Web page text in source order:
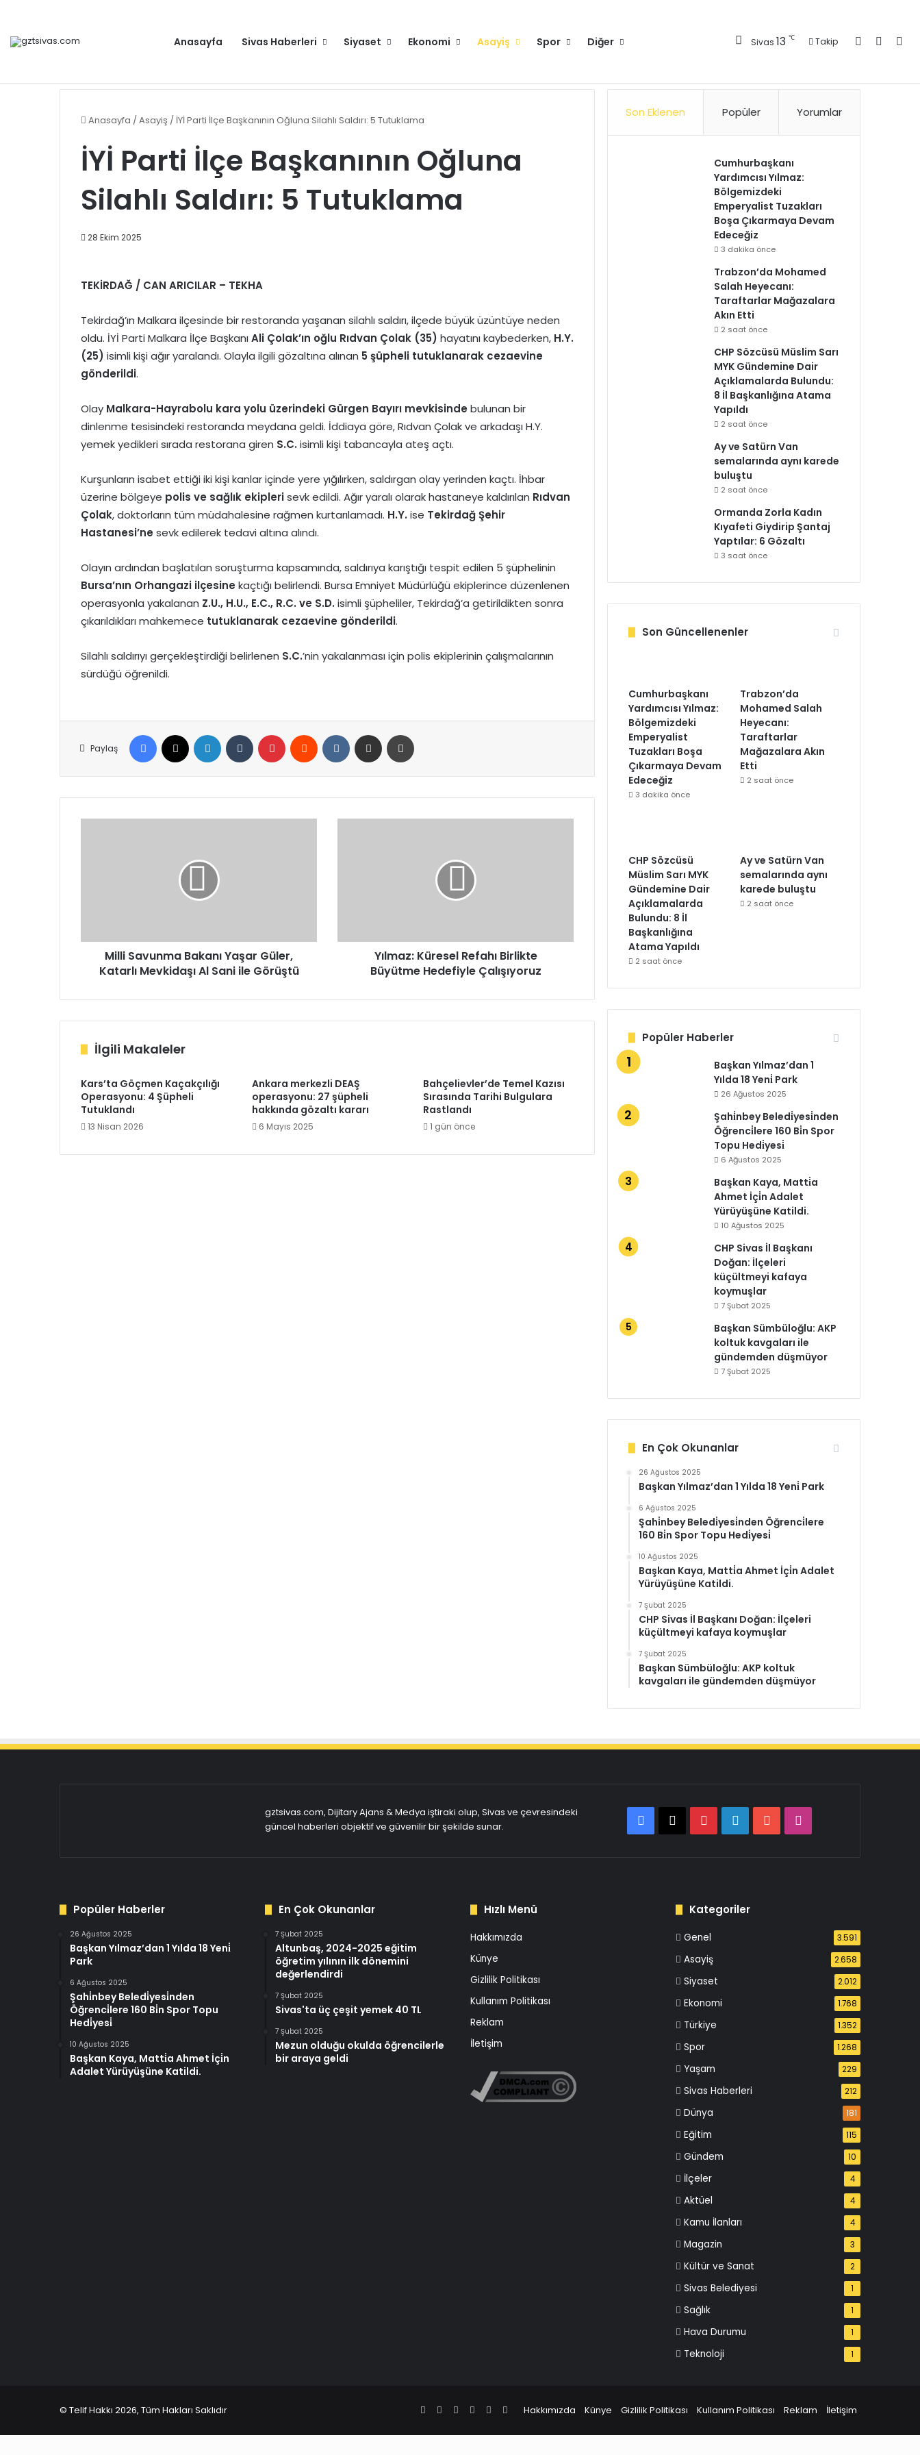
Anasayfa Sivas Haberleri Siyaset Ekonomi Asayiş Spor Diğer Sivas 13 ℃ Takip Kayıt Ol
Anasayfa /Asayiş / İYİ Parti İlçe Başkanının Oğluna Silahlı Saldırı: 5 Tutuklama
İYİ Parti İlçe Başkanının Oğluna
Silahlı Saldırı: 5 Tutuklama
28 Ekim 2025
TEKİRDAĞ / CAN ARICILAR – TEKHA
Tekirdağ’ın Malkara ilçesinde bir restoranda yaşanan silahlı saldırı, ilçede büyük üzüntüye neden
oldu. İYİ Parti Malkara İlçe BaşkanıAli Çolak’ın oğlu Rıdvan Çolak (35) hayatını kaybederken, H.Y.
(25) isimli kişi ağır yaralandı. Olayla ilgili gözaltına alınan 5 şüpheli tutuklanarak cezaevine
gönderildi.
Olay Malkara-Hayrabolu kara yolu üzerindeki Gürgen Bayırı mevkisindebulunan bir
dinlenme tesisindeki restoranda meydana geldi. İddiaya göre, Rıdvan Çolak ve arkadaşı H.Y.
yemek yedikleri sırada restorana giren S.C. isimli kişi tabancayla ateş açtı.
Kurşunların isabet ettiği iki kişi kanlar içinde yere yığılırken, saldırgan olay yerinden kaçtı. İhbar
üzerine bölgeye polis ve sağlık ekiplerisevk edildi. Ağır yaralı olarak hastaneye kaldırılan Rıdvan
Çolak, doktorların tüm müdahalesine rağmen kurtarılamadı. H.Y. ise Tekirdağ Şehir
Hastanesi’nesevk edilerek tedavi altına alındı.
Olayın ardından başlatılan soruşturma kapsamında, saldırıya karıştığı tespit edilen 5 şüphelinin
Bursa’nın Orhangazi ilçesinekaçtığı belirlendi. Bursa Emniyet Müdürlüğü ekiplerince düzenlenen
operasyonla yakalanan Z.U., H.U., E.C., R.C. ve S.D. isimli şüpheliler, Tekirdağ’a getirildikten sonra
çıkarıldıkları mahkemece tutuklanarak cezaevine gönderildi.
Silahlı saldırıyı gerçekleştirdiği belirlenen S.C.’nin yakalanması için polis ekiplerinin çalışmalarının
sürdüğü öğrenildi.
Paylaş
Facebook LinkedIn Tumblr Pinterest Reddit VKontakteE-Posta ile paylaş
Sani
Görüştü
Milli Savunma Bakanı Yaşar Güler,
Katarlı Mevkidaşı Al Sani ile Görüştü
Yılmaz: Küresel Refahı Birlikte
Büyütme Hedefiyle Çalışıyoruz
İlgili Makaleler
Kars’ta Göçmen Kaçakçılığı
Operasyonu: 4 Şüpheli
Tutuklandı
13 Nisan 2026
Ankara merkezli DEAŞ
operasyonu: 27 şüpheli
hakkında gözaltı kararı
6 Mayıs 2025
Bahçelievler’de Temel Kazısı
Sırasında Tarihi Bulgulara
Rastlandı
1 gün önce
Son Eklenen Popüler Yorumlar
Cumhurbaşkanı
Yardımcısı Yılmaz:
Bölgemizdeki
Emperyalist Tuzakları
Boşa Çıkarmaya Devam
Edeceğiz
3 dakika önce
Trabzon’da Mohamed
Salah Heyecanı:
Taraftarlar Mağazalara
Akın Etti
2 saat önce
CHP Sözcüsü Müslim Sarı
MYK Gündemine Dair
Açıklamalarda Bulundu:
8 İl Başkanlığına Atama
Yapıldı
2 saat önce
Ay ve Satürn Van
semalarında aynı karede
buluştu
2 saat önce
Ormanda Zorla Kadın
Kıyafeti Giydirip Şantaj
Yaptılar: 6 Gözaltı
3 saat önce
Son Güncellenenler
Cumhurbaşkanı
Yardımcısı Yılmaz:
Bölgemizdeki
Emperyalist
Tuzakları Boşa
Çıkarmaya Devam
Edeceğiz
3 dakika önce
Trabzon’da
Mohamed Salah
Heyecanı:
Taraftarlar
Mağazalara Akın
Etti
2 saat önce
CHP Sözcüsü
Müslim Sarı MYK
Gündemine Dair
Açıklamalarda
Bulundu: 8 İl
Başkanlığına
Atama Yapıldı
2 saat önce
Ay ve Satürn Van
semalarında aynı
karede buluştu
2 saat önce
Popüler Haberler
Başkan Yılmaz’dan 1
Yılda 18 Yeni̇ Park
26 Ağustos 2025
Şahi̇nbey Beledi̇yesi̇nden
Öğrenci̇lere 160 Bi̇n Spor
Topu Hedi̇yesi̇
6 Ağustos 2025
Başkan Kaya, Matti̇a
Ahmet İçi̇n Adalet
Yürüyüşüne Katildi.
10 Ağustos 2025
CHP Sivas İl Başkanı
Doğan: İlçeleri
küçültmeyi kafaya
koymuşlar
7 Şubat 2025
Başkan Sümbüloğlu: AKP
koltuk kavgaları ile
gündemden düşmüyor
7 Şubat 2025
En Çok Okunanlar
26 Ağustos 2025
Başkan Yılmaz’dan 1 Yılda 18 Yeni̇ Park
6 Ağustos 2025
Şahi̇nbey Beledi̇yesi̇nden Öğrenci̇lere
160 Bi̇n Spor Topu Hedi̇yesi̇
10 Ağustos 2025
Başkan Kaya, Matti̇a Ahmet İçi̇n Adalet
Yürüyüşüne Katildi.
7 Şubat 2025
CHP Sivas İl Başkanı Doğan: İlçeleri
küçültmeyi kafaya koymuşlar
7 Şubat 2025
Başkan Sümbüloğlu: AKP koltuk
kavgaları ile gündemden düşmüyor
gztsivas.com, Dijitary Ajans & Medya iştiraki olup, Sivas ve çevresindeki
güncel haberleri objektif ve güvenilir bir şekilde sunar.
Facebook
X PinterestLinkedInYouTube
Popüler Haberler
26 Ağustos 2025
Başkan Yılmaz’dan 1 Yılda 18 Yeni̇
Park
6 Ağustos 2025
Şahi̇nbey Beledi̇yesi̇nden
Öğrenci̇lere 160 Bi̇n Spor Topu
Hedi̇yesi̇
10 Ağustos 2025
Başkan Kaya, Matti̇a Ahmet İçi̇n
Adalet Yürüyüşüne Katildi.
En Çok Okunanlar
7 Şubat 2025
Altunbaş, 2024-2025 eğitim
öğretim yılının ilk dönemini
değerlendirdi
7 Şubat 2025
Sivas'ta üç çeşit yemek 40 TL
7 Şubat 2025
Mezun olduğu okulda öğrencilerle
bir araya geldi
Hızlı Menü
Hakkımızda
Künye
Gizlilik Politikası
Kullanım Politikası
Reklam
İletişim
Kategoriler
Genel 3.591
Asayiş 2.658
Siyaset 2.012
Ekonomi 1.768
Türkiye 1.352
Spor 1.268
Yaşam 229
Sivas Haberleri 212
Dünya 181
Eğitim 115
Gündem 10
İlçeler 4
Aktüel 4
Kamu İlanları 4
Magazin 3
Kültür ve Sanat 2
Sivas Belediyesi 1
Sağlık 1
Hava Durumu 1
Teknoloji 1
© Telif Hakkı 2026, Tüm Hakları Saklıdır Hakkımızda Künye Gizlilik Politikası Kullanım Politikası Reklam İletişim
FacebookPinterestLinkedInYouTubeInstagram